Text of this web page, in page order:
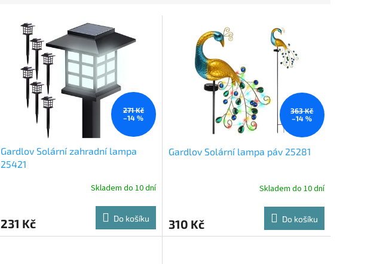
271 Kč
–14 %
Gardlov Solární zahradní lampa
25421
Skladem do 10 dní
231 Kč Do košíku
363 Kč
–14 %
Gardlov Solární lampa páv 25281
Skladem do 10 dní
310 Kč Do košíku